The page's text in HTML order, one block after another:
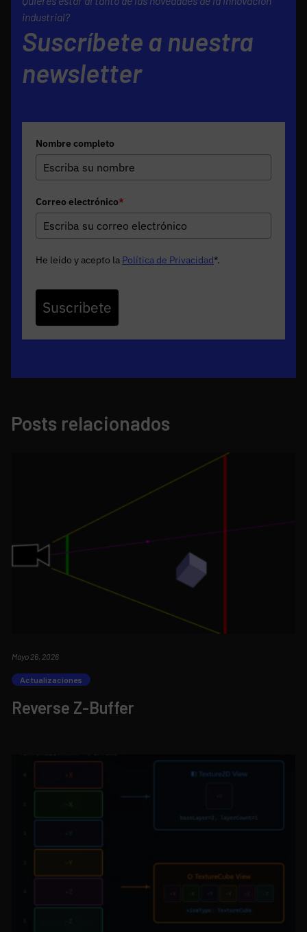
industrial?
Suscríbete a nuestra
newsletter
Nombre completo
Correo electrónico*
He leído y acepto la Política de Privacidad*.
Suscribete
Posts relacionados
Mayo 26, 2026
Actualizaciones
Reverse Z-Buffer